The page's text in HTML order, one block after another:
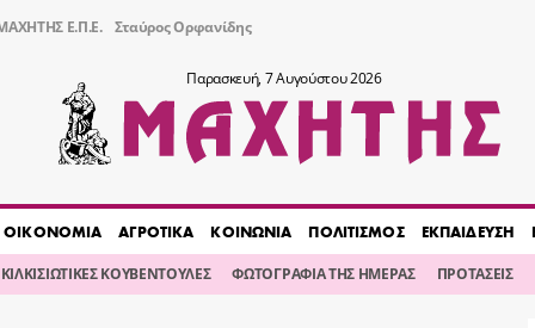
Ε.Π.Ε. Σταύρος Ορφανίδης
Παρασκευή, 7 Αυγούστου 2026
ΟΙΚΟΝΟΜΙΑ ΑΓΡΟΤΙΚΑ ΚΟΙΝΩΝΙΑ ΠΟΛΙΤΙΣΜΟΣ ΕΚΠΑΙΔΕΥΣΗ
ΚΙΛΚΙΣΙΩΤΙΚΕΣ ΚΟΥΒΕΝΤΟΥΛΕΣ ΦΩΤΟΓΡΑΦΙΑ ΤΗΣ ΗΜΕΡΑΣ ΠΡΟΤΑΣΕΙΣ